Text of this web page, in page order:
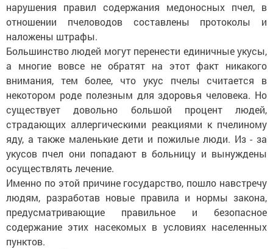
нарушения правил содержания медоносных пчел, в
отношении пчеловодов составлены протоколы и
наложены штрафы.
Большинство людей могут перенести единичные укусы,
а многие вовсе не обратят на этот факт никакого
внимания, тем более, что укус пчелы считается в
некотором роде полезным для здоровья человека. Но
существует довольно большой процент людей,
страдающих аллергическими реакциями к пчелиному
яду, а также маленькие дети и пожилые люди. Из - за
укусов пчел они попадают в больницу и вынуждены
осуществлять лечение.
Именно по этой причине государство, пошло навстречу
людям, разработав новые правила и нормы закона,
предусматривающие правильное и безопасное
содержание этих насекомых в условиях населенных
пунктов.